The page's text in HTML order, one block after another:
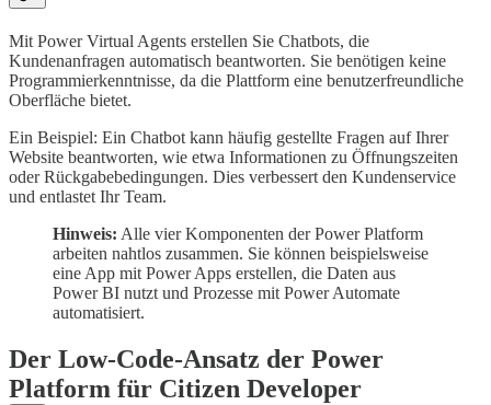
Mit Power Virtual Agents erstellen Sie Chatbots, die
Kundenanfragen automatisch beantworten. Sie benötigen keine
Programmierkenntnisse, da die Plattform eine benutzerfreundliche
Oberfläche bietet.
Ein Beispiel: Ein Chatbot kann häufig gestellte Fragen auf Ihrer
Website beantworten, wie etwa Informationen zu Öffnungszeiten
oder Rückgabebedingungen. Dies verbessert den Kundenservice
und entlastet Ihr Team.
Hinweis: Alle vier Komponenten der Power Platform
arbeiten nahtlos zusammen. Sie können beispielsweise
eine App mit Power Apps erstellen, die Daten aus
Power BI nutzt und Prozesse mit Power Automate
automatisiert.
Der Low-Code-Ansatz der Power
Platform für Citizen Developer